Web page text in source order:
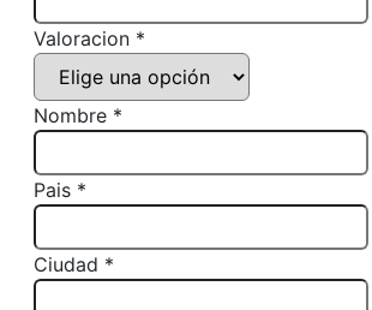
Valoracion *
Nombre *
Pais *
Ciudad *